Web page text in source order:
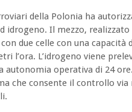
della Polonia ha
idrogeno. Il mezzo, realizzato
due celle con una capacità
l’ora. L’idrogeno viene
autonomia operativa di 24
che consente il controllo via